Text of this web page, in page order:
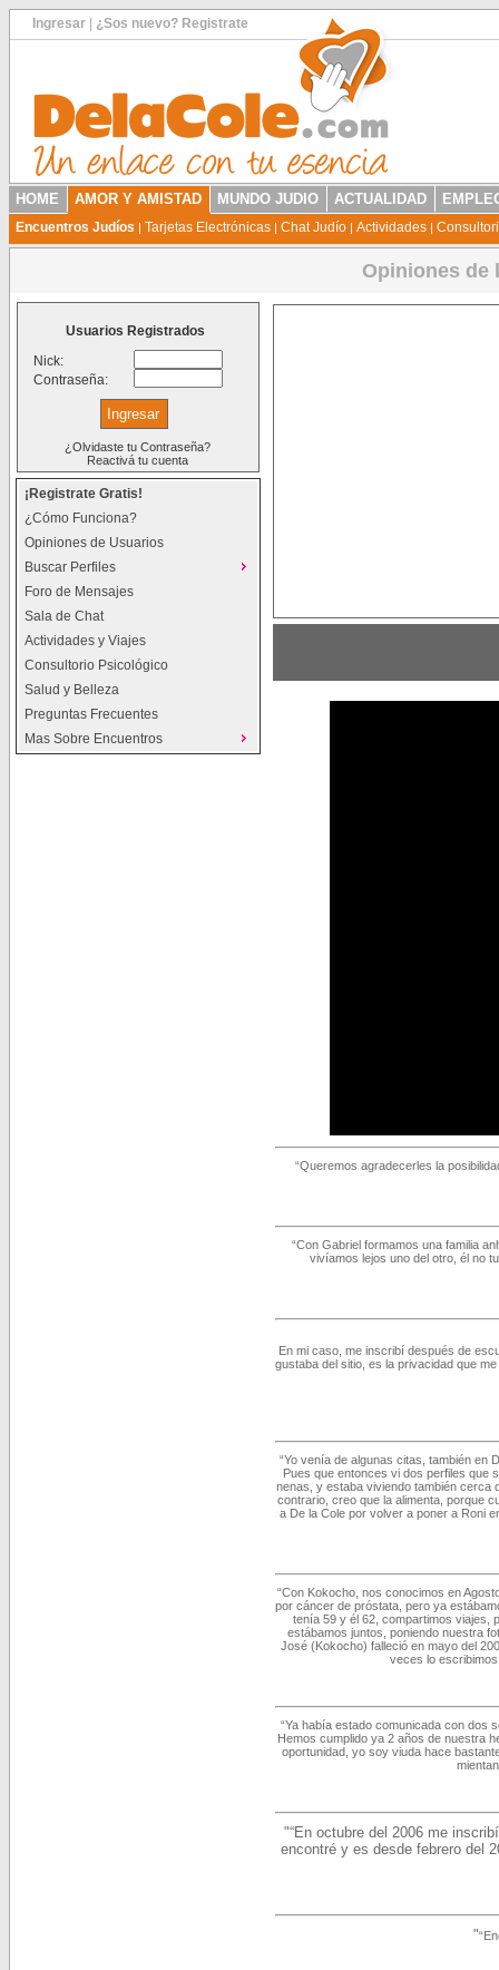
Ingresar ¿Sos nuevo? Registrate
HOME AMOR Y AMISTAD MUNDO JUDIO ACTUALIDAD
Encuentros Judíos | Tarjetas Electrónicas | Chat Judío | Actividades |
Opiniones de
Usuarios Registrados
Nick:
Contraseña:
¿Olvidaste tu Contraseña?
Reactivá tu cuenta
¡Registrate Gratis!
¿Cómo Funciona?
Opiniones de Usuarios
Buscar Perfiles
Foro de Mensajes
Sala de Chat
Actividades y Viajes
Consultorio Psicológico
Salud y Belleza
Preguntas Frecuentes
Mas Sobre Encuentros
“Queremos agradecerles la
“Con Gabriel formamos una familia
vivíamos lejos uno del otro, él no
En mi caso, me inscribí después de
gustaba del sitio, es la privacidad que
“Yo venía de algunas citas, también en
Pues que entonces vi dos perfiles que
nenas, y estaba viviendo también cerca
contrario, creo que la alimenta, porque
a De la Cole por volver a poner a Roni
“Con Kokocho, nos conocimos en
por cáncer de próstata, pero ya
tenía 59 y él 62, compartimos viajes,
estábamos juntos, poniendo nuestra
José (Kokocho) falleció en mayo del
veces lo
“Ya había estado comunicada con dos
Hemos cumplido ya 2 años de nuestra
oportunidad, yo soy viuda hace
"“En octubre del 2006 me
encontré y es desde febrero del
"